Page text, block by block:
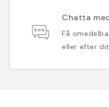
Chatta
Få
eller efter